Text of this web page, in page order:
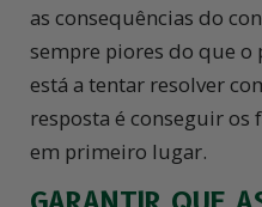
as consequências do
sempre piores do que
está a tentar resolver
resposta é conseguir os
em primeiro lugar.